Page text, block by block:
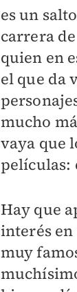
es un
carrera
quien en
el que da
mucho
vaya que
películas:
Hay que
interés en
muy